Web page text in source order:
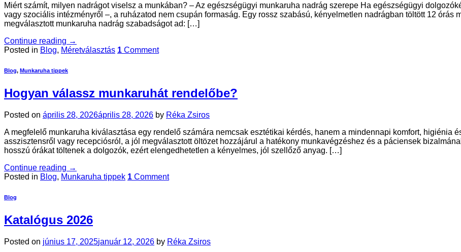
Miért számít, milyen nadrágot viselsz a munkában? – Az egészségügyi munkaruha nadrág szerepe Ha egészségügyi
vagy szociális intézményről –, a ruházatod nem csupán formaság. Egy rossz szabású, kényelmetlen nadrágban töltött 12 órás
megválasztott munkaruha nadrág szabadságot ad: […]
Continue reading →
Posted in Blog, Méretválasztás 1 Comment
Blog, Munkaruha tippek
Hogyan válassz munkaruhát rendelőbe?
Posted on április 28, 2026április 28, 2026 by Réka Zsiros
A megfelelő munkaruha kiválasztása egy rendelő számára nemcsak esztétikai kérdés, hanem a mindennapi komfort, higiénia
asszisztensről vagy recepciósról, a jól megválasztott öltözet hozzájárul a hatékony munkavégzéshez és a páciensek
hosszú órákat töltenek a dolgozók, ezért elengedhetetlen a kényelmes, jól szellőző anyag. […]
Continue reading →
Posted in Blog, Munkaruha tippek 1 Comment
Blog
Katalógus 2026
Posted on június 17, 2025január 12, 2026 by Réka Zsiros